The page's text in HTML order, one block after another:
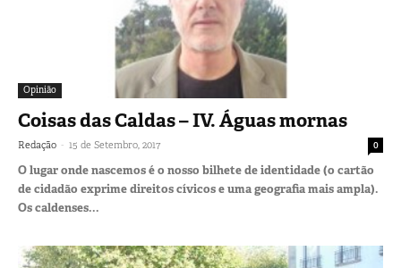
Opinião
Coisas das Caldas – IV. Águas mornas
Redação - 15 de Setembro, 2017 0
O lugar onde nascemos é o nosso bilhete de identidade (o cartão
de cidadão exprime direitos cívicos e uma geografia mais ampla).
Os caldenses...